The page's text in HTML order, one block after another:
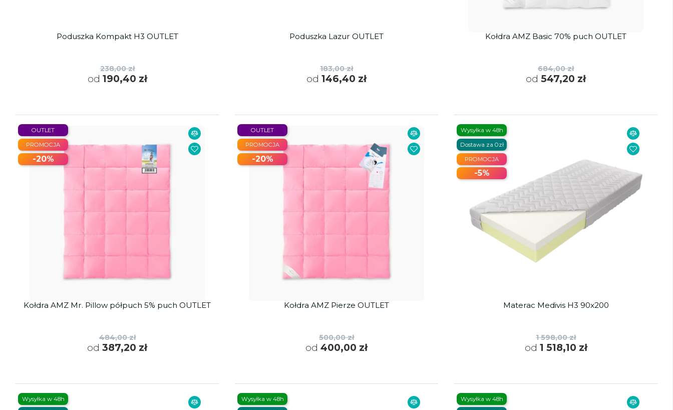
Poduszka Kompakt H3 OUTLET
238,00 zł
od 190,40 zł
Poduszka Lazur OUTLET
183,00 zł
od 146,40 zł
Kołdra AMZ Basic 70% puch OUTLET
684,00 zł
od 547,20 zł
Kołdra AMZ Mr. Pillow półpuch 5% puch OUTLET
484,00 zł
od 387,20 zł
PROMOCJA
-20%
OUTLET
Kołdra AMZ Pierze OUTLET
500,00 zł
od 400,00 zł
PROMOCJA
-20%
OUTLET
Materac Medivis H3 90x200
1 598,00 zł
od 1 518,10 zł
PROMOCJA
-5%
Wysyłka w 48h
Dostawa za 0zł
Wysyłka w 48h Wysyłka w 48h Wysyłka w 48h